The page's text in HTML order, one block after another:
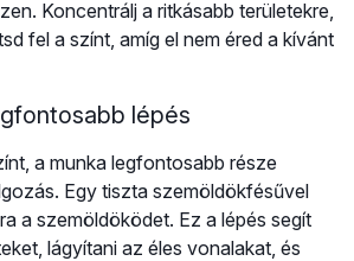
Koncentrálj a ritkásabb területekre,
fel a színt, amíg el nem éred a kívánt
lépés
a munka legfontosabb része
Egy tiszta szemöldökfésűvel
a szemöldöködet. Ez a lépés segít
lágyítani az éles vonalakat, és